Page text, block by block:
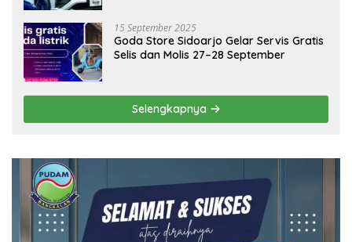
15 September 2025
Goda Store Sidoarjo Gelar Servis Gratis
Selis dan Molis 27–28 September
Selengkapnya